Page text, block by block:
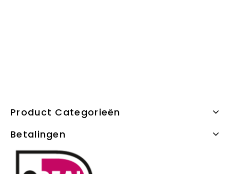
Product Categorieën
Betalingen